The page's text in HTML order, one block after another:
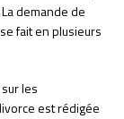
demande de
fait en plusieurs
les
est rédigée